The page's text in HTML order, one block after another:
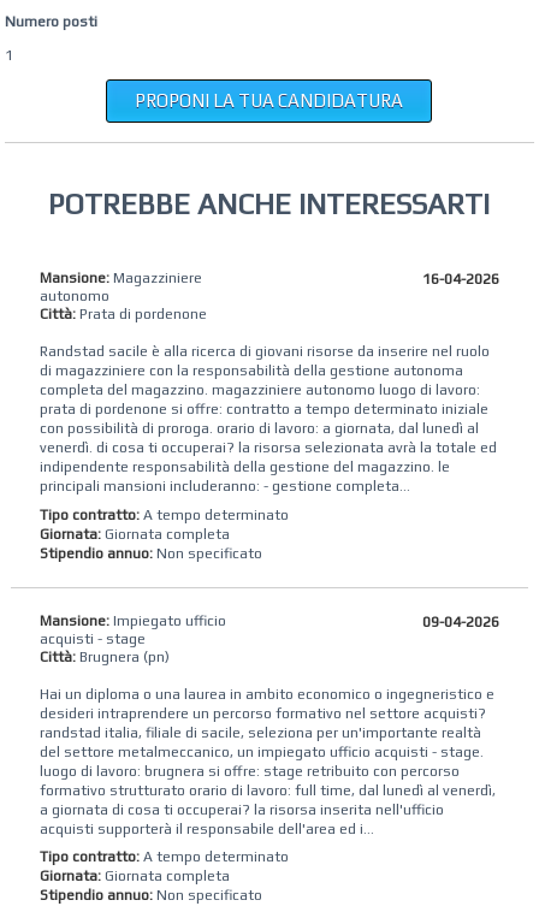
Numero posti
1
PROPONI LA TUA CANDIDATURA
POTREBBE ANCHE INTERESSARTI
Mansione:Magazziniere
autonomo
Città:Prata di pordenone
16-04-2026
Randstad sacile è alla ricerca di giovani risorse da inserire nel ruolo
di magazziniere con la responsabilità della gestione autonoma
completa del magazzino. magazziniere autonomo luogo di lavoro:
prata di pordenone si offre: contratto a tempo determinato iniziale
con possibilità di proroga. orario di lavoro: a giornata, dal lunedì al
venerdì. di cosa ti occuperai? la risorsa selezionata avrà la totale ed
indipendente responsabilità della gestione del magazzino. le
principali mansioni includeranno: - gestione completa...
Tipo contratto:A tempo determinato
Giornata: Giornata completa
Stipendio annuo: Non specificato
Mansione:Impiegato ufficio
acquisti - stage
Città:Brugnera (pn)
09-04-2026
Hai un diploma o una laurea in ambito economico o ingegneristico e
desideri intraprendere un percorso formativo nel settore acquisti?
randstad italia, filiale di sacile, seleziona per un'importante realtà
del settore metalmeccanico, un impiegato ufficio acquisti - stage.
luogo di lavoro: brugnera si offre: stage retribuito con percorso
formativo strutturato orario di lavoro: full time, dal lunedì al venerdì,
a giornata di cosa ti occuperai? la risorsa inserita nell'ufficio
acquisti supporterà il responsabile dell'area ed i...
Tipo contratto:A tempo determinato
Giornata: Giornata completa
Stipendio annuo: Non specificato